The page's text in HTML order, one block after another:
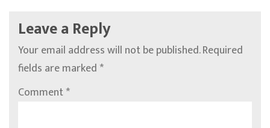
Leave a Reply
Your email address will not be published.Required
fields are marked*
Comment*